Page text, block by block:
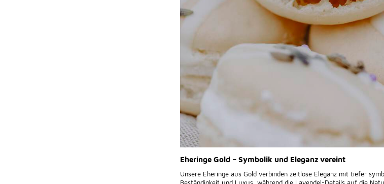
Eheringe Gold – Symbolik und Eleganz vereint
Unsere Eheringe aus Gold verbinden zeitlose Eleganz mit tiefer